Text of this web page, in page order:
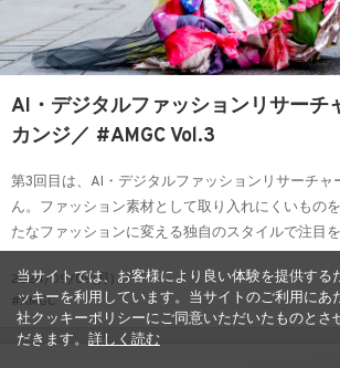
AI・デジタルファッションリサーチ
カンジ／ #AMGC Vol.3
第3回目は、AI・デジタルファッションリサーチャ
ん。ファッション素材として取り入れにくいもの
たなファッションに変える独自のスタイルで注目
しています。
2024/09/09(月)
#AMGC
当サイトでは、お客様により良い体験を提供する
ッキーを利用しています。当サイトのご利用にあ
社クッキーポリシーにご同意いただいたものとさ
だきます。 詳しく読む